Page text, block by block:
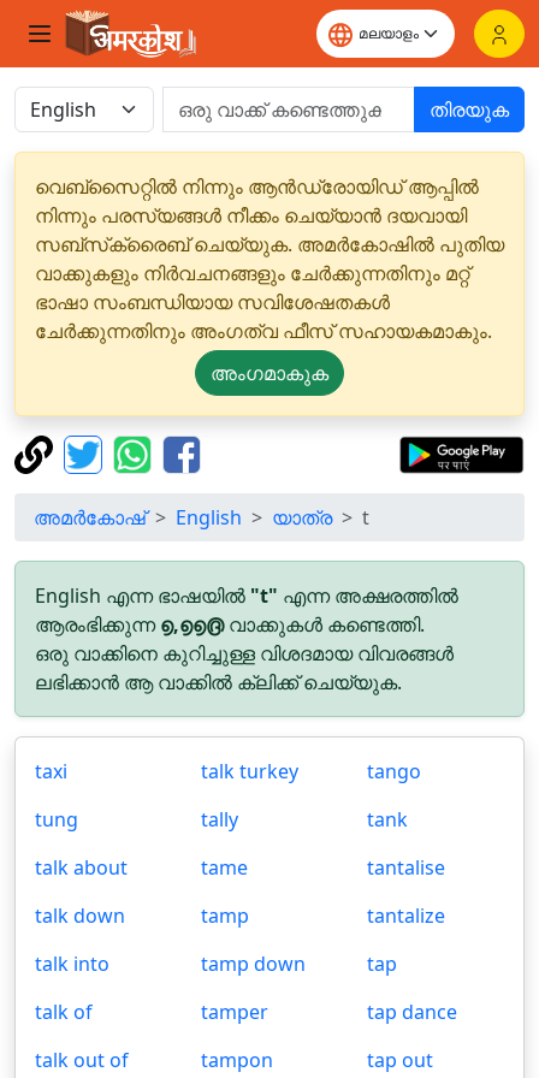
തിരയുക
വെബ്‌സൈറ്റിൽ നിന്നും ആൻഡ്രോയിഡ് ആപ്പിൽ
നിന്നും പരസ്യങ്ങൾ നീക്കം ചെയ്യാൻ ദയവായി
സബ്‌സ്‌ക്രൈബ് ചെയ്യുക. അമർകോഷിൽ പുതിയ
വാക്കുകളും നിർവചനങ്ങളും ചേർക്കുന്നതിനും മറ്റ്
ഭാഷാ സംബന്ധിയായ സവിശേഷതകൾ
ചേർക്കുന്നതിനും അംഗത്വ ഫീസ് സഹായകമാകും.
അംഗമാകുക
അമർകോഷ് English യാത്ര t
English എന്ന ഭാഷയിൽ "t" എന്ന അക്ഷരത്തിൽ
ആരംഭിക്കുന്ന൭,൭൭൫വാക്കുകൾ കണ്ടെത്തി.
ഒരു വാക്കിനെ കുറിച്ചുള്ള വിശദമായ വിവരങ്ങൾ
ലഭിക്കാൻ ആ വാക്കിൽ ക്ലിക്ക് ചെയ്യുക.
taxi
tung
talk about
talk down
talk into
talk of
talk out of
talk turkey
tally
tame
tamp
tamp down
tamper
tampon
tango
tank
tantalise
tantalize
tap
tap dance
tap out